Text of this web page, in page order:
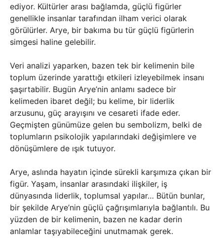
ediyor. Kültürler arası bağlamda, güçlü figürler
genellikle insanlar tarafından ilham verici olarak
görülürler. Arye, bir bakıma bu tür güçlü figürlerin
simgesi haline gelebilir.
Veri analizi yaparken, bazen tek bir kelimenin bile
toplum üzerinde yarattığı etkileri izleyebilmek insanı
şaşırtabilir. Bugün Arye’nin anlamı sadece bir
kelimeden ibaret değil; bu kelime, bir liderlik
arzusunu, güç arayışını ve cesareti ifade eder.
Geçmişten günümüze gelen bu sembolizm, belki de
toplumların psikolojik yapılarındaki değişimlere ve
dönüşümlere de ışık tutuyor.
Arye, aslında hayatın içinde sürekli karşımıza çıkan bir
figür. Yaşam, insanlar arasındaki ilişkiler, iş
dünyasında liderlik, toplumsal yapılar… Bütün bunlar,
bir şekilde Arye’nin güçlü çağrışımlarıyla bağlantılı. Bu
yüzden de bir kelimenin, bazen ne kadar derin
anlamlar taşıyabileceğini unutmamak gerek.